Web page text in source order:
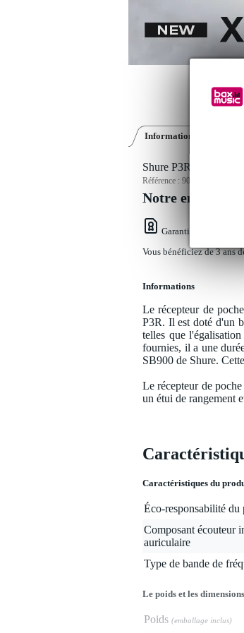
Informations
Shure P3RA (K3E,
Référence : 9000-0014-2293
Notre
Garantie Bax Music
Vous bénéficiez de 3 ans
Informations
Le récepteur de
P3R. Il est doté d'un
telles que
fournies, il a une
SB900 de Shure.
Le récepteur de
un étui de rangement
Caractéristiques du
Éco-responsabilité du
Composant écouteur
auriculaire
Type de bande de
Le poids et les
Poids (emballage inclus)